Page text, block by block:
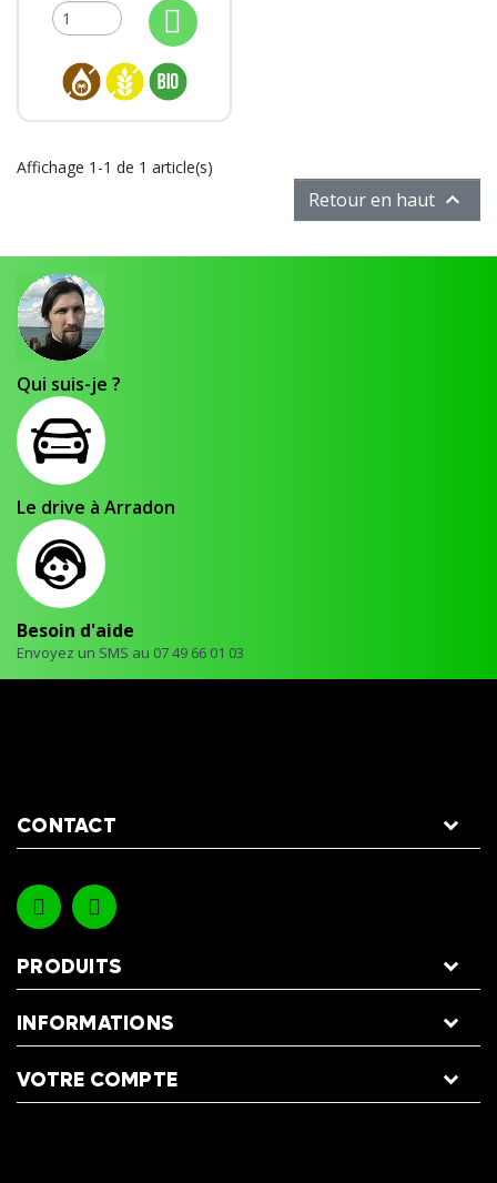
Affichage 1-1 de 1 article(s)
Retour en haut 
Qui suis-je ?
Le drive à Arradon
Besoin d'aide
Envoyez un SMS au 07 49 66 01 03
CONTACT
PRODUITS
INFORMATIONS
VOTRE COMPTE